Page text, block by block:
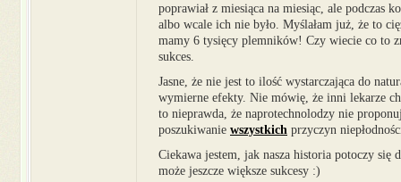
poprawiał z miesiąca na miesiąc, ale podczas
albo wcale ich nie było. Myślałam już, że to
mamy 6 tysięcy plemników! Czy wiecie co to
sukces.
Jasne, że nie jest to ilość wystarczająca do
wymierne efekty. Nie mówię, że inni lekarze
to nieprawda, że naprotechnolodzy nie
poszukiwanie wszystkich przyczyn
Ciekawa jestem, jak nasza historia potoczy
może jeszcze większe sukcesy :)